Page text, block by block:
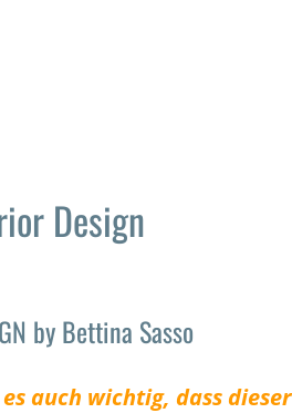
Design
by Bettina Sasso
auch wichtig, dass